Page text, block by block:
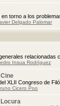
en torno a los
Delgado Palomar
relacionadas
Insua Rodríguez
XLII Congreso de
Cicero Poo